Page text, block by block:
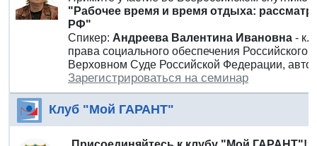
"Рабочее время и время отдыха:
РФ"
Спикер: Андреева Валентина Ивановна -
права социального обеспечения Российского
Верховном Суде Российской Федерации,
Зарегистрироваться на семинар
Клуб "Мой ГАРАНТ"